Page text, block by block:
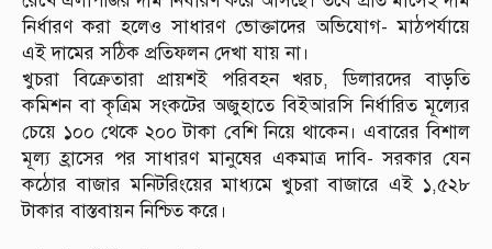
নির্ধারণ করা হলেও সাধারণ ভোক্তাদের অভিযোগ- মাঠপর্যায়ে
এই দামের সঠিক প্রতিফলন দেখা যায় না।
খুচরা বিক্রেতারা প্রায়শই পরিবহন খরচ, ডিলারদের বাড়তি
কমিশন বা কৃত্রিম সংকটের অজুহাতে বিইআরসি নির্ধারিত মূল্যের
চেয়ে ১০০ থেকে ২০০ টাকা বেশি নিয়ে থাকেন। এবারের বিশাল
মূল্য হ্রাসের পর সাধারণ মানুষের একমাত্র দাবি- সরকার যেন
কঠোর বাজার মনিটরিংয়ের মাধ্যমে খুচরা বাজারে এই ১,৫২৮
টাকার বাস্তবায়ন নিশ্চিত করে।